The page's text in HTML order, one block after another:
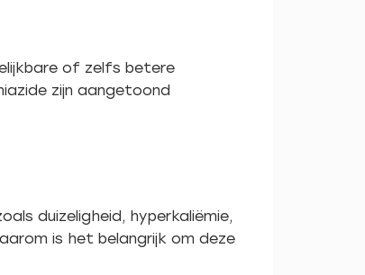
of zelfs betere
zijn aangetoond
duizeligheid, hyperkaliëmie,
is het belangrijk om deze